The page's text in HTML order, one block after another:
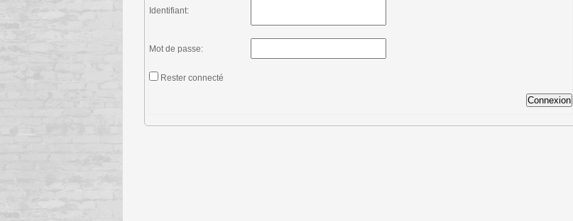
Identifiant:
Mot de passe:
Rester connecté
Connexion